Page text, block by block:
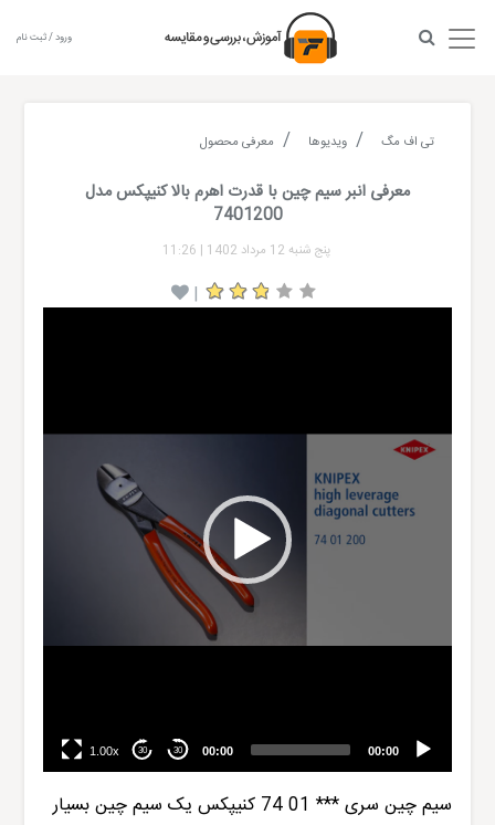
ورود / ثبت نام
تی اف مگ ویدیوها معرفی محصول
معرفی انبر سیم چین با قدرت اهرم بالا کنیپکس مدل
7401200
پنج شنبه 12 مرداد 1402 |
11:26
|
Video
00:00
00:00
30
30
1.00x
سیم چین سری*** 01 74 کنیپکسیک سیم چین بسیار